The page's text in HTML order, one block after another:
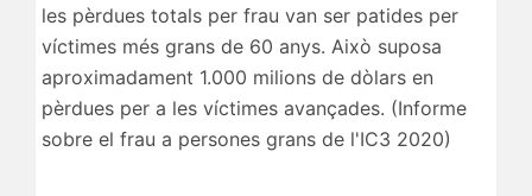
les pèrdues totals per frau van ser patides per
víctimes més grans de 60 anys. Això suposa
aproximadament 1.000 milions de dòlars en
pèrdues per a les víctimes avançades. (Informe
sobre el frau a persones grans de l'IC3 2020)